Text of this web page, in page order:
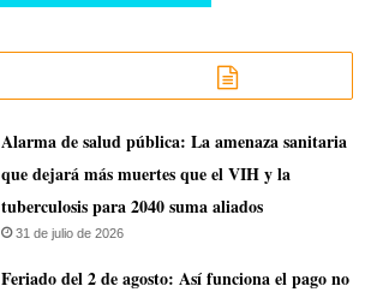
​Alarma de salud pública: La amenaza sanitaria
que dejará más muertes que el VIH y la
tuberculosis para 2040 suma aliados
31 de julio de 2026
Feriado del 2 de agosto: Así funciona el pago no